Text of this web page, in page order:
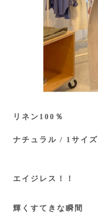
リネン100％
ナチュラル / 1サイズ
エイジレス！！
輝くすてきな瞬間